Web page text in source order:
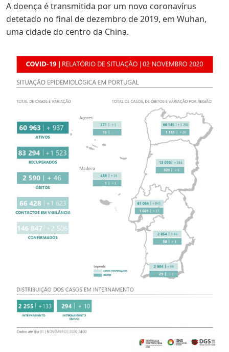
A doença é transmitida por um novo coronavírus
detetado no final de dezembro de 2019, em Wuhan,
uma cidade do centro da China.